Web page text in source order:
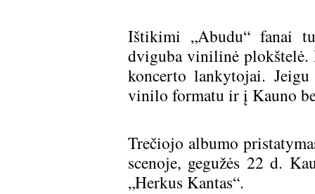
Ištikimi „Abudu“ fanai
dviguba vinilinė
koncerto lankytojai.
vinilo formatu ir į Kauno
Trečiojo albumo
scenoje, gegužės 22 d.
„Herkus Kantas“.